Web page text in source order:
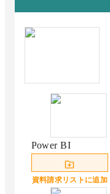
ール 輸送
輸送/交通/
2025 下
2025 下半
2025 下半
ール サー
サービス/外
2025 下半
Power BI
資料請求リストに追加